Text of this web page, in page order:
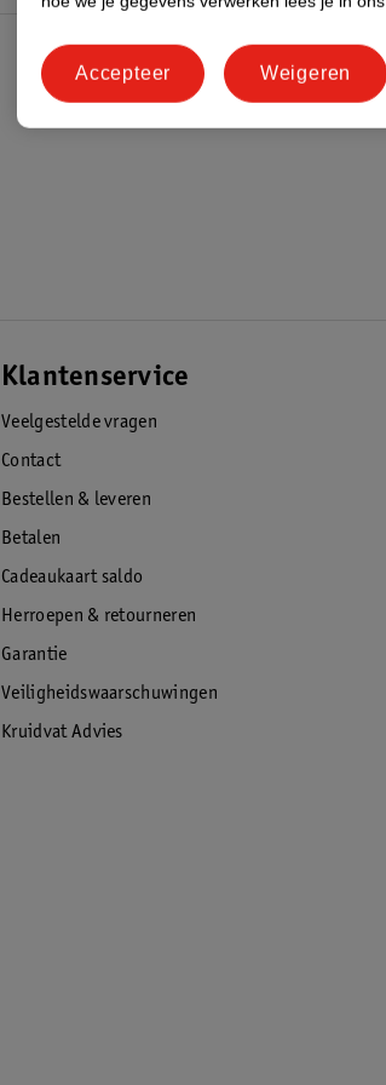
Klantenservice
Veelgestelde vragen
Contact
Bestellen & leveren
Betalen
Cadeaukaart saldo
Herroepen & retourneren
Garantie
Veiligheidswaarschuwingen
Kruidvat Advies
Weigeren
Accepteer